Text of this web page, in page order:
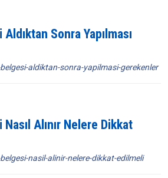
Aldıktan Sonra Yapılması
aldiktan-sonra-yapilmasi-gerekenler
Nasıl Alınır Nelere Dikkat
nasil-alinir-nelere-dikkat-edilmeli